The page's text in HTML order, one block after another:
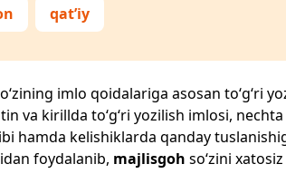
qat’iy
imlo qoidalariga asosan to‘g‘ri
va kirillda to‘g‘ri yozilish imlosi,
hamda kelishiklarda qanday
foydalanib, majlisgoh so‘zini